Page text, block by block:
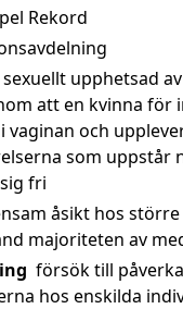
Rekord
sexuellt upphetsad
att en kvinna för
vaginan och
som uppstår
fri
åsikt hos
majoriteten av
försök till
hos enskilda